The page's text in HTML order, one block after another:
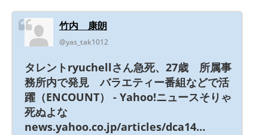
竹内 康朗
@yas_tak1012
タレントryuchellさん急死、27歳 所属事
務所内で発見 バラエティー番組などで活
躍（ENCOUNT） - Yahoo!ニュースそりゃ
死ぬよな
news.yahoo.co.jp/articles/dca14…